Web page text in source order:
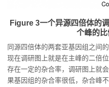
Figure 3一个异源四倍体的
个峰的
同源四倍体的两套亚基因组之间
现在调研图上就是在主峰的二倍
存在一定的杂合率，调研图上就
果基因组的杂合率很低，杂合峰